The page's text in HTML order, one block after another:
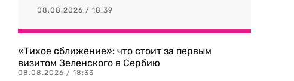
08.08.2026 / 18:39
«Тихое сближение»: что стоит за первым
визитом Зеленского в Сербию
08.08.2026 / 18:33